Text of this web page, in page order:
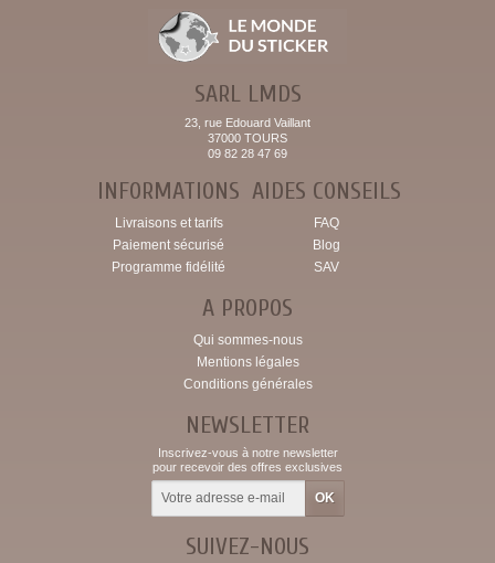
SARL LMDS
23, rue Edouard Vaillant
37000 TOURS
09 82 28 47 69
INFORMATIONS
Livraisons et tarifs
Paiement sécurisé
Programme fidélité
AIDES CONSEILS
FAQ
Blog
SAV
A PROPOS
Qui sommes-nous
Mentions légales
Conditions générales
NEWSLETTER
Inscrivez-vous à notre newsletter
pour recevoir des offres exclusives
SUIVEZ-NOUS